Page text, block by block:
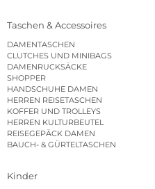
Taschen & Accessoires
DAMENTASCHEN
CLUTCHES UND MINIBAGS
DAMENRUCKSÄCKE
SHOPPER
HANDSCHUHE DAMEN
HERREN REISETASCHEN
KOFFER UND TROLLEYS
HERREN KULTURBEUTEL
REISEGEPÄCK DAMEN
BAUCH- & GÜRTELTASCHEN
Kinder